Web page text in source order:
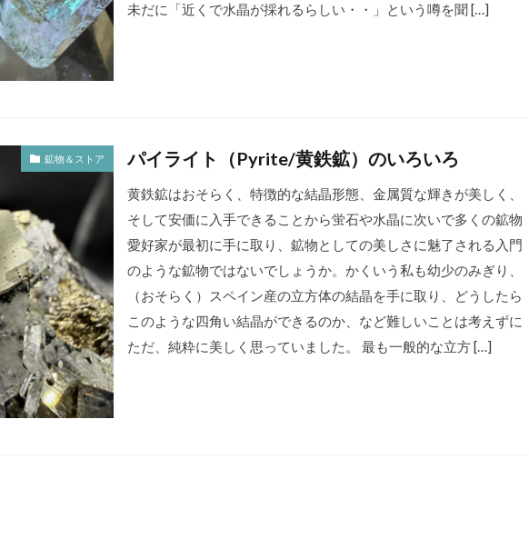
未だに「近くで水晶が採れるらしい・・」という噂を聞 […]
鉱物＆ストア パイライト（Pyrite/黄鉄鉱）のいろいろ
黄鉄鉱はおそらく、特徴的な結晶形態、金属質な輝きが美しく、
そして安価に入手できることから蛍石や水晶に次いで多くの鉱物
愛好家が最初に手に取り、鉱物としての美しさに魅了される入門
のような鉱物ではないでしょうか。かくいう私も幼少のみぎり、
（おそらく）スペイン産の立方体の結晶を手に取り、どうしたら
このような四角い結晶ができるのか、など難しいことは考えずに
ただ、純粋に美しく思っていました。 最も一般的な立方 […]